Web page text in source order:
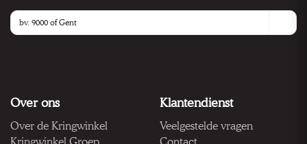
Over ons
Over de Kringwinkel
Klantendienst
Veelgestelde vragen